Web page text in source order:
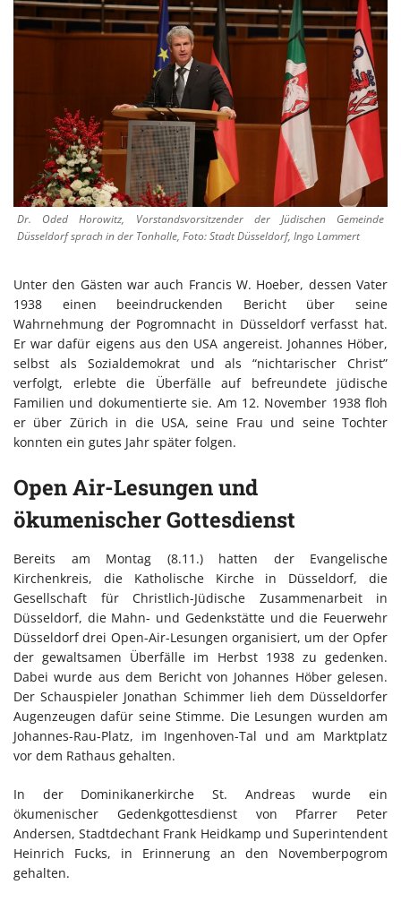
Dr. Oded Horowitz, Vorstandsvorsitzender der Jüdischen Gemeinde
Düsseldorf sprach in der Tonhalle, Foto: Stadt Düsseldorf, Ingo Lammert
Unter den Gästen war auch Francis W. Hoeber, dessen Vater
1938 einen beeindruckenden Bericht über seine
Wahrnehmung der Pogromnacht in Düsseldorf verfasst hat.
Er war dafür eigens aus den USA angereist. Johannes Höber,
selbst als Sozialdemokrat und als “nichtarischer Christ”
verfolgt, erlebte die Überfälle auf befreundete jüdische
Familien und dokumentierte sie. Am 12. November 1938 floh
er über Zürich in die USA, seine Frau und seine Tochter
konnten ein gutes Jahr später folgen.
Open Air-Lesungen und
ökumenischer Gottesdienst
Bereits am Montag (8.11.) hatten der Evangelische
Kirchenkreis, die Katholische Kirche in Düsseldorf, die
Gesellschaft für Christlich-Jüdische Zusammenarbeit in
Düsseldorf, die Mahn- und Gedenkstätte und die Feuerwehr
Düsseldorf drei Open-Air-Lesungen organisiert, um der Opfer
der gewaltsamen Überfälle im Herbst 1938 zu gedenken.
Dabei wurde aus dem Bericht von Johannes Höber gelesen.
Der Schauspieler Jonathan Schimmer lieh dem Düsseldorfer
Augenzeugen dafür seine Stimme. Die Lesungen wurden am
Johannes-Rau-Platz, im Ingenhoven-Tal und am Marktplatz
vor dem Rathaus gehalten.
In der Dominikanerkirche St. Andreas wurde ein
ökumenischer Gedenkgottesdienst von Pfarrer Peter
Andersen, Stadtdechant Frank Heidkamp und Superintendent
Heinrich Fucks, in Erinnerung an den Novemberpogrom
gehalten.